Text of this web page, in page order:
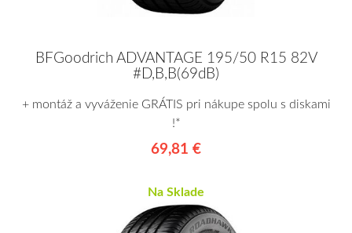
BFGoodrich ADVANTAGE 195/50 R15 82V
#D,B,B(69dB)
+ montáž a vyváženie GRÁTIS pri nákupe spolu s diskami
!*
69,81 €
Na Sklade